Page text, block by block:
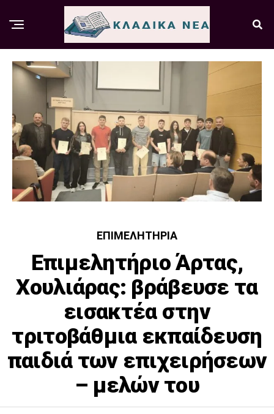
ΕΠΙΜΕΛΗΤΉΡΙΑ
Επιμελητήριο Άρτας,
Χουλιάρας: βράβευσε τα
εισακτέα στην
τριτοβάθμια εκπαίδευση
παιδιά των επιχειρήσεων
– μελών του